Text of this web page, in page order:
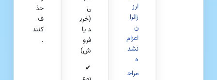
ارز
زائرا
ن
اعزام‌
نشد
ه
مراح
ی
(خری
د یا
فرو
ش)
✔
حذ
ف
کنند
.